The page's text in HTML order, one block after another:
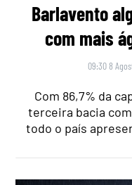
Barlavento
com mais
09:30 8
Com 86,7% da
terceira bacia
todo o país